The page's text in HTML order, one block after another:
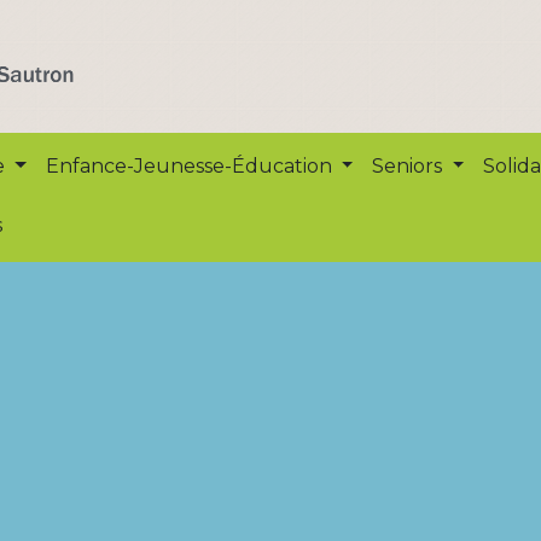
Enfance-Jeunesse-Éducation Seniors